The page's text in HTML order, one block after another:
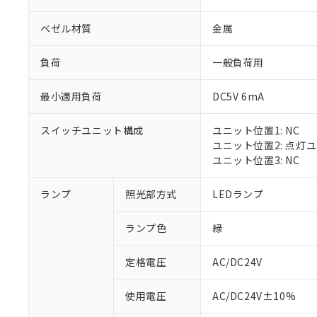
ベゼル材質 金属
負荷 一般負荷用
最小適用負荷 DC5V 6mA
スイッチユニット構成
ユニット位置1: NC
ユニット位置2: 点灯
ユニット位置3: NC
ランプ 照光部方式 LEDランプ
ランプ色 緑
定格電圧 AC/DC24V
使用電圧 AC/DC24V±10%
ご利用条件
※1 対応状況
調査・確認中：
非該当品：ライセ
仕入先様の事情に
があります。
※1 中国